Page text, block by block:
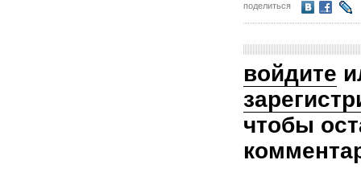
поделиться
войдите
чтобы